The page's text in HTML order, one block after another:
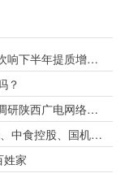
年提质增效冲锋号
？
作复杂专项治理成效巩固工作
数科签署战略合作协议
姓家